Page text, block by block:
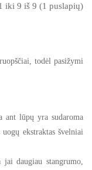
iki 9 iš 9 (1 puslapių)
todėl pasižymi
ant lūpų yra sudaroma
ekstraktas švelniai
daugiau stangrumo,